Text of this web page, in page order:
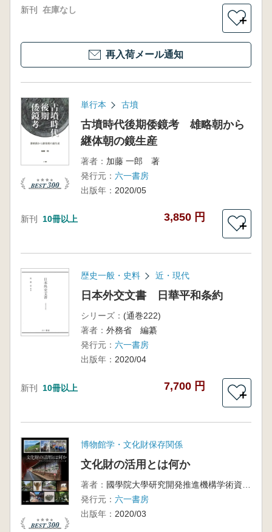
新刊 在庫なし
＋
再入荷メール通知
単行本 古墳
古墳時代後期倭鏡考 雄略朝から
継体朝の鏡生産
著者： 加藤 一郎 著
発行元： 六一書房
出版年： 2020/05
新刊 10冊以上 3,850 円
＋
歴史一般・史料 近・現代
日本外交文書 日華平和条約
シリーズ： (通巻222)
著者： 外務省 編纂
発行元： 六一書房
出版年： 2020/04
新刊 10冊以上 7,700 円
＋
博物館学・文化財保存関係
文化財の活用とは何か
著者：
國學院大學研究開発推進機構学術資料センター 編
発行元： 六一書房
出版年： 2020/03